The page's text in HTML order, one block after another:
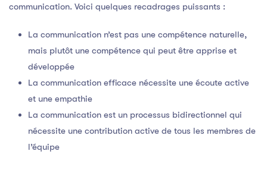
communication. Voici quelques recadrages puissants :
La communication n’est pas une compétence naturelle,
mais plutôt une compétence qui peut être apprise et
développée
La communication efficace nécessite une écoute active
et une empathie
La communication est un processus bidirectionnel qui
nécessite une contribution active de tous les membres de
l’équipe